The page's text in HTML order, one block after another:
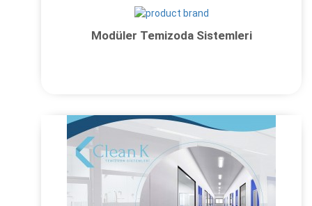
Modüler Temizoda Sistemleri